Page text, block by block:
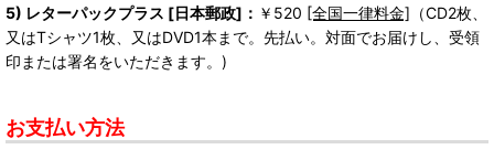
5) レターパックプラス [日本郵政]： ￥520 [全国一律料金] （CD2枚、
又はTシャツ1枚、又はDVD1本まで。先払い。対面でお届けし、受領
印または署名をいただきます。)
お支払い方法